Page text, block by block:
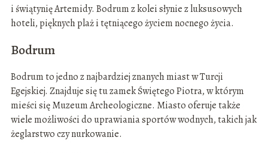
i świątynię Artemidy. Bodrum z kolei słynie z luksusowych
hoteli, pięknych plaż i tętniącego życiem nocnego życia.
Bodrum
Bodrum to jedno z najbardziej znanych miast w Turcji
Egejskiej. Znajduje się tu zamek Świętego Piotra, w którym
mieści się Muzeum Archeologiczne. Miasto oferuje także
wiele możliwości do uprawiania sportów wodnych, takich jak
żeglarstwo czy nurkowanie.